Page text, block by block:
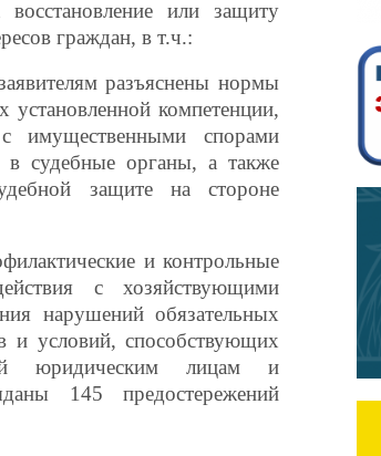
или защиту
граждан, в т.ч.:
разъяснены нормы
установленной компетенции,
спорами
судебные органы, а также
защите на стороне
и контрольные
с хозяйствующими
нарушений обязательных
и условий, способствующих
юридическим лицам и
145 предостережений